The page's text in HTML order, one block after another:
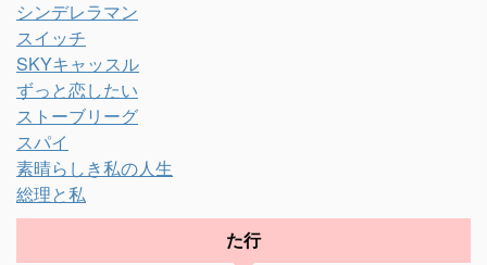
シンデレラマン
スイッチ
SKYキャッスル
ずっと恋したい
ストーブリーグ
スパイ
素晴らしき私の人生
総理と私
た行